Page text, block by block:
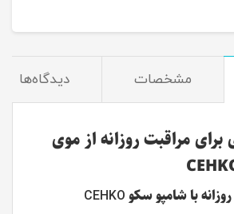
مشخصات دیدگاه‌ها
مراقبت روزانه از موی
با شامپو سکو CEHKO